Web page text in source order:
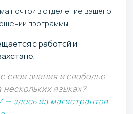
почтой в отделение вашего
программы.
с работой и
свои знания и свободно
нескольких языках?
— здесь из магистрантов